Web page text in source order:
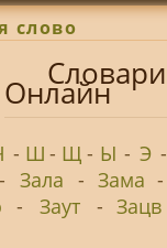
слово
Словари
Онлайн
- Ш - Щ - Ы - Э -
- Зала - Зама -
- Заут - Зацв